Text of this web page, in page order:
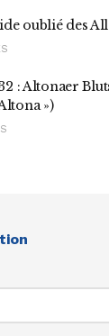
oublié des
: Altonaer
»)